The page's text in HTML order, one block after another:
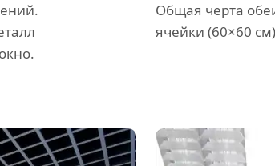
Общая черта
ячейки (60×60